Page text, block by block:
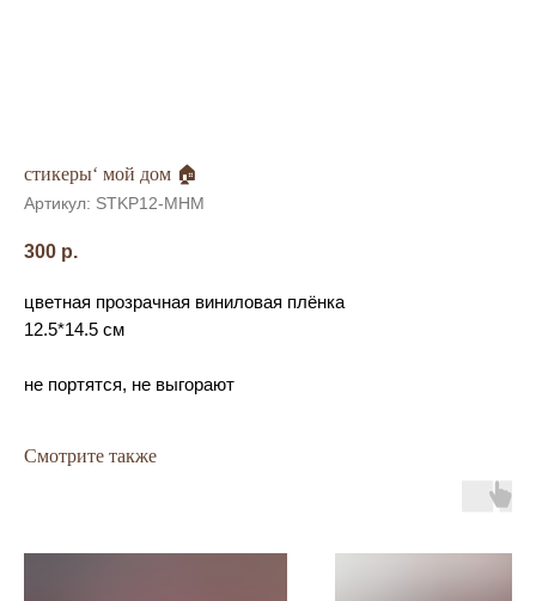
стикеры‘ мой дом 🏠
Артикул: STKP12-MHM
300 р.
цветная прозрачная виниловая плёнка
12.5*14.5 см
не портятся, не выгорают
Смотрите также